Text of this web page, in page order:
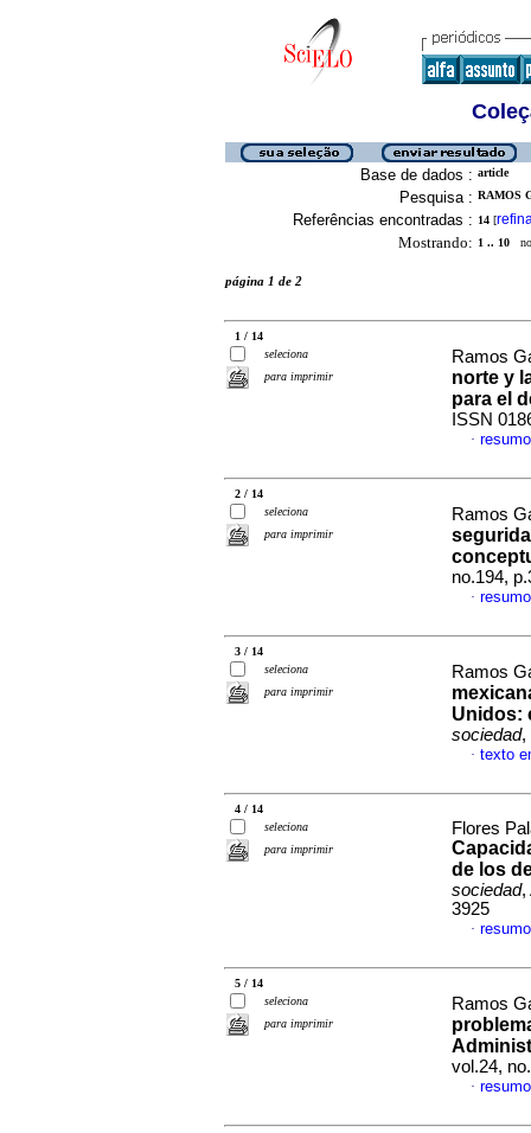
Base de dados : article
Pesquisa : RAMOS
Referências encontradas : 14 [
Mostrando: 1 .. 10
página 1 de 2
1 / 14
seleciona
para imprimir
Ramos
norte y
para el
ISSN
·
2 / 14
seleciona
para imprimir
Ramos
no.194,
·
3 / 14
seleciona
para imprimir
Ramos
Unidos:
sociedad,
· texto
4 / 14
seleciona
para imprimir
Flores
de los
sociedad,
3925
·
5 / 14
seleciona
para imprimir
Ramos
vol.24,
·